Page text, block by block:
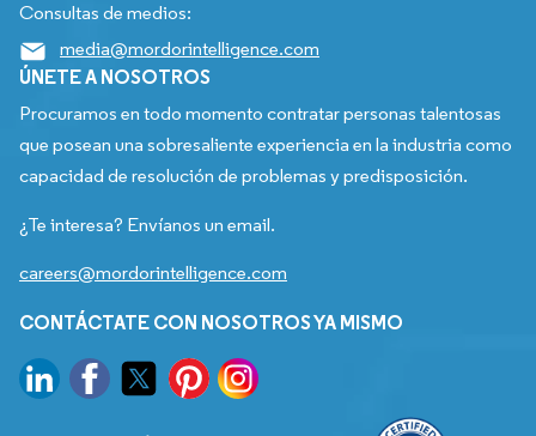
Consultas de medios:
media@mordorintelligence.com
ÚNETE A NOSOTROS
Procuramos en todo momento contratar personas talentosas
que posean una sobresaliente experiencia en la industria como
capacidad de resolución de problemas y predisposición.
¿Te interesa? Envíanos un email.
careers@mordorintelligence.com
CONTÁCTATE CON NOSOTROS YA MISMO